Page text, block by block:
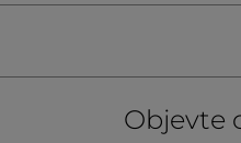
Objevte